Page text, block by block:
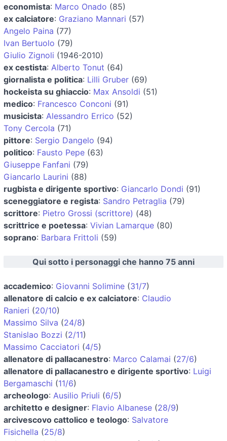
economista: Marco Onado (85)
ex calciatore: Graziano Mannari (57)
Angelo Paina (77)
Ivan Bertuolo (79)
Giulio Zignoli (1946-2010)
ex cestista: Alberto Tonut (64)
giornalista e politica: Lilli Gruber (69)
hockeista su ghiaccio: Max Ansoldi (51)
medico: Francesco Conconi (91)
musicista: Alessandro Errico (52)
Tony Cercola (71)
pittore: Sergio Dangelo (94)
politico: Fausto Pepe (63)
Giuseppe Fanfani (79)
Giancarlo Laurini (88)
rugbista e dirigente sportivo: Giancarlo Dondi (91)
sceneggiatore e regista: Sandro Petraglia (79)
scrittore: Pietro Grossi (scrittore) (48)
scrittrice e poetessa: Vivian Lamarque (80)
soprano: Barbara Frittoli (59)
Qui sotto i personaggi che hanno 75 anni
accademico: Giovanni Solimine (31/7)
allenatore di calcio e ex calciatore: Claudio
Ranieri (20/10)
Massimo Silva (24/8)
Stanislao Bozzi (2/11)
Massimo Cacciatori (4/5)
allenatore di pallacanestro: Marco Calamai (27/6)
allenatore di pallacanestro e dirigente sportivo: Luigi
Bergamaschi (11/6)
archeologo: Ausilio Priuli (6/5)
architetto e designer: Flavio Albanese (28/9)
arcivescovo cattolico e teologo: Salvatore
Fisichella (25/8)